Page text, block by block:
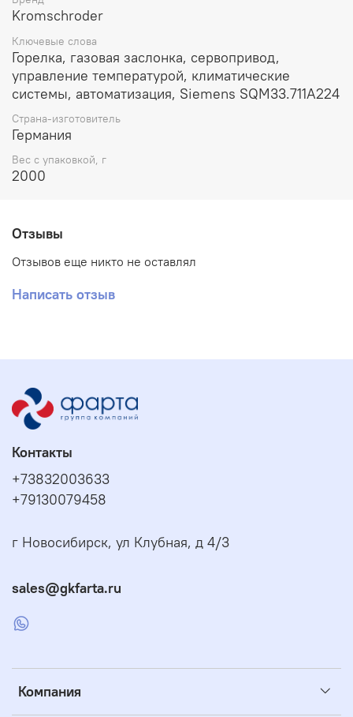
Kromschroder
Ключевые слова
Горелка, газовая заслонка, сервопривод,
управление температурой, климатические
системы, автоматизация, Siemens SQM33.711A224
Страна-изготовитель
Германия
Вес с упаковкой, г
2000
Отзывы
Отзывов еще никто не оставлял
Написать отзыв
Компания
Контакты
+73832003633
+79130079458
г Новосибирск, ул Клубная, д 4/3
sales@gkfarta.ru